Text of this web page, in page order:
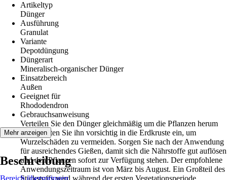
Artikeltyp
Dünger
Ausführung
Granulat
Variante
Depotdüngung
Düngerart
Mineralisch-organischer Dünger
Einsatzbereich
Außen
Geeignet für
Rhododendron
Gebrauchsanweisung
Verteilen Sie den Dünger gleichmäßig um die Pflanzen herum
und arbeiten Sie ihn vorsichtig in die Erdkruste ein, um
Wurzelschäden zu vermeiden. Sorgen Sie nach der Anwendung
für ausreichendes Gießen, damit sich die Nährstoffe gut auflösen
und den Pflanzen sofort zur Verfügung stehen. Der empfohlene
Anwendungszeitraum ist von März bis August. Ein Großteil des
Mehr anzeigen
Beschreibung